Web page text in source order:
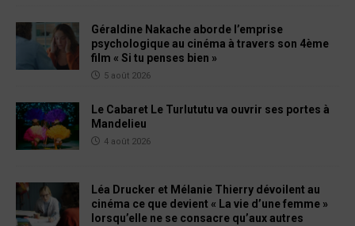
Géraldine Nakache aborde l’emprise
psychologique au cinéma à travers son 4ème
film « Si tu penses bien »
5 août 2026
Le Cabaret Le Turlututu va ouvrir ses portes à
Mandelieu
4 août 2026
Léa Drucker et Mélanie Thierry dévoilent au
cinéma ce que devient « La vie d’une femme »
lorsqu’elle ne se consacre qu’aux autres